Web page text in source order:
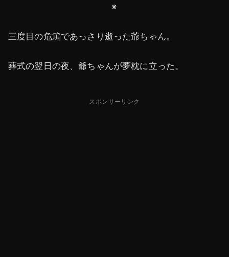
※
三度目の危篤であっさり逝った爺ちゃん。
葬式の翌日の夜、爺ちゃんが夢枕に立った。
スポンサーリンク